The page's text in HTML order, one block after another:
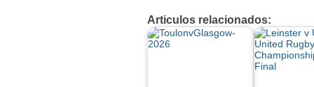
Articulos relacionados: